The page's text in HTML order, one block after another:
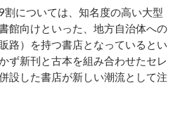
については、知名度の高い大型
館向けといった、地方自治体への
路）を持つ書店となっているとい
ず新刊と古本を組み合わせたセレ
設した書店が新しい潮流として注